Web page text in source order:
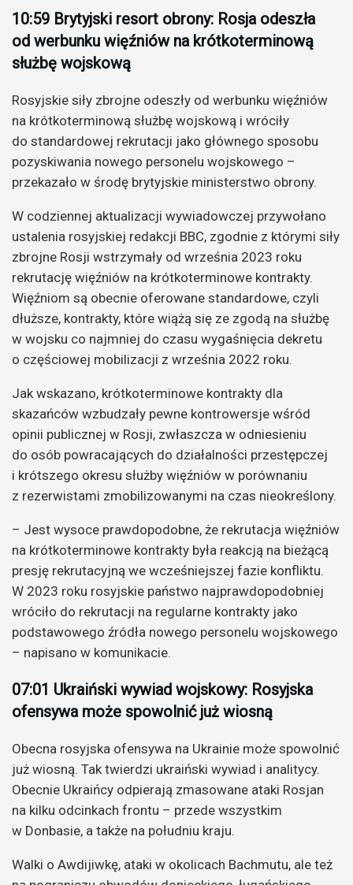
10:59 Brytyjski resort obrony: Rosja odeszła
od werbunku więźniów na krótkoterminową
służbę wojskową
Rosyjskie siły zbrojne odeszły od werbunku więźniów
na krótkoterminową służbę wojskową i wróciły
do standardowej rekrutacji jako głównego sposobu
pozyskiwania nowego personelu wojskowego –
przekazało w środę brytyjskie ministerstwo obrony.
W codziennej aktualizacji wywiadowczej przywołano
ustalenia rosyjskiej redakcji BBC, zgodnie z którymi siły
zbrojne Rosji wstrzymały od września 2023 roku
rekrutację więźniów na krótkoterminowe kontrakty.
Więźniom są obecnie oferowane standardowe, czyli
dłuższe, kontrakty, które wiążą się ze zgodą na służbę
w wojsku co najmniej do czasu wygaśnięcia dekretu
o częściowej mobilizacji z września 2022 roku.
Jak wskazano, krótkoterminowe kontrakty dla
skazańców wzbudzały pewne kontrowersje wśród
opinii publicznej w Rosji, zwłaszcza w odniesieniu
do osób powracających do działalności przestępczej
i krótszego okresu służby więźniów w porównaniu
z rezerwistami zmobilizowanymi na czas nieokreślony.
– Jest wysoce prawdopodobne, że rekrutacja więźniów
na krótkoterminowe kontrakty była reakcją na bieżącą
presję rekrutacyjną we wcześniejszej fazie konfliktu.
W 2023 roku rosyjskie państwo najprawdopodobniej
wróciło do rekrutacji na regularne kontrakty jako
podstawowego źródła nowego personelu wojskowego
– napisano w komunikacie.
07:01 Ukraiński wywiad wojskowy: Rosyjska
ofensywa może spowolnić już wiosną
Obecna rosyjska ofensywa na Ukrainie może spowolnić
już wiosną. Tak twierdzi ukraiński wywiad i analitycy.
Obecnie Ukraińcy odpierają zmasowane ataki Rosjan
na kilku odcinkach frontu – przede wszystkim
w Donbasie, a także na południu kraju.
Walki o Awdijiwkę, ataki w okolicach Bachmutu, ale też